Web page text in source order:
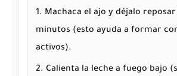
Machaca el ajo y déjalo reposar
minutos (esto ayuda a formar
activos).
Calienta la leche a fuego bajo